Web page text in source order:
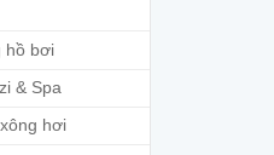
hồ bơi
& Spa
hơi